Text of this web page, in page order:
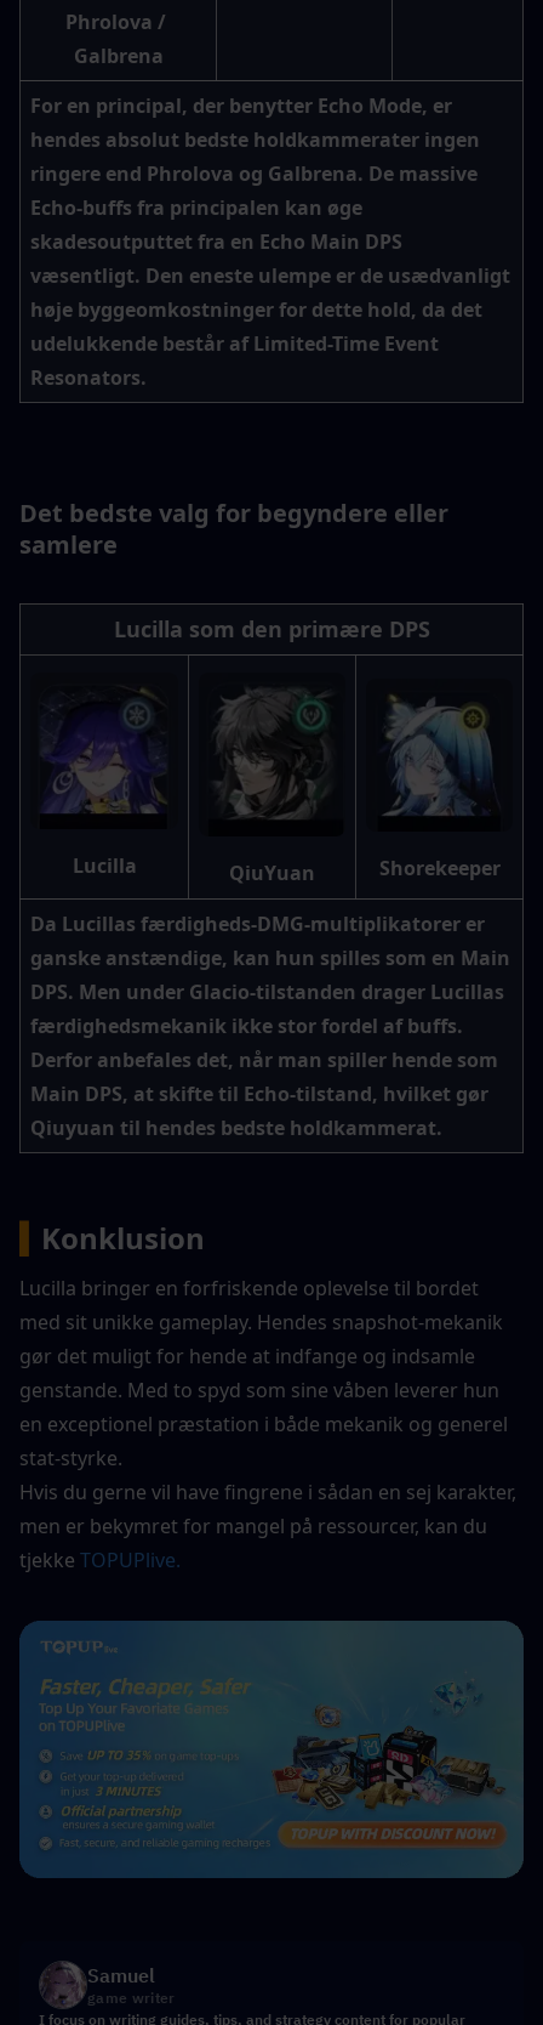
Phrolova /
Galbrena
For en principal, der benytter Echo Mode, er
hendes absolut bedste holdkammerater ingen
ringere end Phrolova og Galbrena. De massive
Echo-buffs fra principalen kan øge
skadesoutputtet fra en Echo Main DPS
væsentligt. Den eneste ulempe er de usædvanligt
høje byggeomkostninger for dette hold, da det
udelukkende består af Limited-Time Event
Resonators.
Det bedste valg for begyndere eller
samlere
Lucilla som den primære DPS
Lucilla QiuYuan Shorekeeper
Da Lucillas færdigheds-DMG-multiplikatorer er
ganske anstændige, kan hun spilles som en Main
DPS. Men under Glacio-tilstanden drager Lucillas
færdighedsmekanik ikke stor fordel af buffs.
Derfor anbefales det, når man spiller hende som
Main DPS, at skifte til Echo-tilstand, hvilket gør
Qiuyuan til hendes bedste holdkammerat.
Konklusion
Lucilla bringer en forfriskende oplevelse til bordet
med sit unikke gameplay. Hendes snapshot-mekanik
gør det muligt for hende at indfange og indsamle
genstande. Med to spyd som sine våben leverer hun
en exceptionel præstation i både mekanik og generel
stat-styrke.
Hvis du gerne vil have fingrene i sådan en sej karakter,
men er bekymret for mangel på ressourcer, kan du
tjekke TOPUPlive.
Samuel
game writer
I focus on writing guides, tips, and strategy content for popular